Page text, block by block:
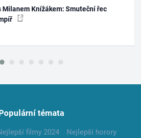
Knížákem: Smuteční řec
témata
filmy 2024
Nejlepší horory